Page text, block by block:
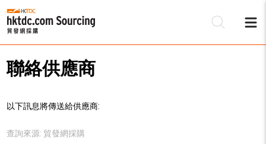
聯絡供應商
以下訊息將傳送給供應商:
查詢來源: 貿發網採購